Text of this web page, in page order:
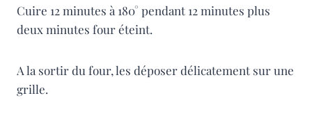
Cuire 12 minutes à 180° pendant 12 minutes plus
deux minutes four éteint.
A la sortir du four, les déposer délicatement sur une
grille.